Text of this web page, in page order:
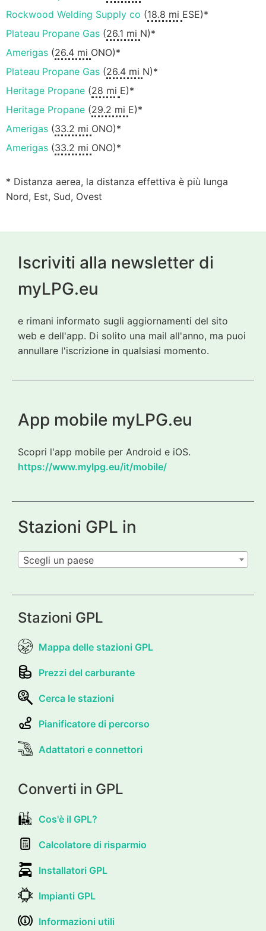
Rockwood Welding Supply co (18.8 mi ESE)*
Plateau Propane Gas (26.1 mi N)*
Amerigas (26.4 mi ONO)*
Plateau Propane Gas (26.4 mi N)*
Heritage Propane (28 mi E)*
Heritage Propane (29.2 mi E)*
Amerigas (33.2 mi ONO)*
Amerigas (33.2 mi ONO)*
* Distanza aerea, la distanza effettiva è più lunga
Nord, Est, Sud, Ovest
Iscriviti alla newsletter di
myLPG.eu
e rimani informato sugli aggiornamenti del sito
web e dell'app. Di solito una mail all'anno, ma puoi
annullare l'iscrizione in qualsiasi momento.
App mobile myLPG.eu
Scopri l'app mobile per Android e iOS.
https://www.mylpg.eu/it/mobile/
Stazioni GPL in
Scegli un paese
Stazioni GPL
Mappa delle stazioni GPL
Prezzi del carburante
Cerca le stazioni
Pianificatore di percorso
Adattatori e connettori
Converti in GPL
Cos'è il GPL?
Calcolatore di risparmio
Installatori GPL
Impianti GPL
Informazioni utili